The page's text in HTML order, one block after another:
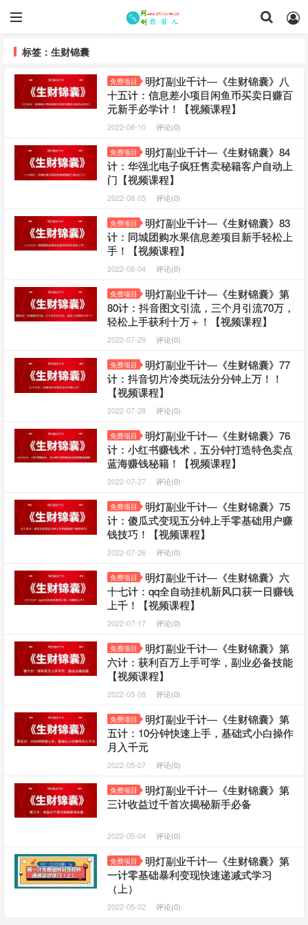
标签：生财锦囊
免费项目
明灯副业千计—《生财锦囊》八
十五计：信息差小项目闲鱼币买卖日赚百
元新手必学计！【视频课程】
2022-08-10 评论(0)
免费项目
明灯副业千计—《生财锦囊》84
计：华强北电子疯狂售卖秘籍客户自动上
门【视频课程】
2022-08-05 评论(0)
免费项目
明灯副业千计—《生财锦囊》83
计：同城团购水果信息差项目新手轻松上
手！【视频课程】
2022-08-04 评论(0)
免费项目
明灯副业千计—《生财锦囊》第
80计：抖音图文引流，三个月引流70万，
轻松上手获利十万＋！【视频课程】
2022-07-29 评论(0)
免费项目
明灯副业千计—《生财锦囊》77
计：抖音切片冷类玩法分分钟上万！！
【视频课程】
2022-07-28 评论(0)
免费项目
明灯副业千计—《生财锦囊》76
计：小红书赚钱术，五分钟打造特色卖点
蓝海赚钱秘籍！【视频课程】
2022-07-27 评论(0)
免费项目
明灯副业千计—《生财锦囊》75
计：傻瓜式变现五分钟上手零基础用户赚
钱技巧！【视频课程】
2022-07-26 评论(0)
免费项目
明灯副业千计—《生财锦囊》六
十七计：qq全自动挂机新风口获一日赚钱
上千！【视频课程】
2022-07-17 评论(0)
免费项目
明灯副业千计—《生财锦囊》第
六计：获利百万上手可学，副业必备技能
【视频课程】
2022-05-08 评论(0)
免费项目
明灯副业千计—《生财锦囊》第
五计：10分钟快速上手，基础式小白操作
月入千元
2022-05-07 评论(0)
免费项目
明灯副业千计—《生财锦囊》第
三计收益过千首次揭秘新手必备
2022-05-04 评论(0)
免费项目
明灯副业千计—《生财锦囊》第
一计零基础暴利变现快速递减式学习
（上）
2022-05-02 评论(0)